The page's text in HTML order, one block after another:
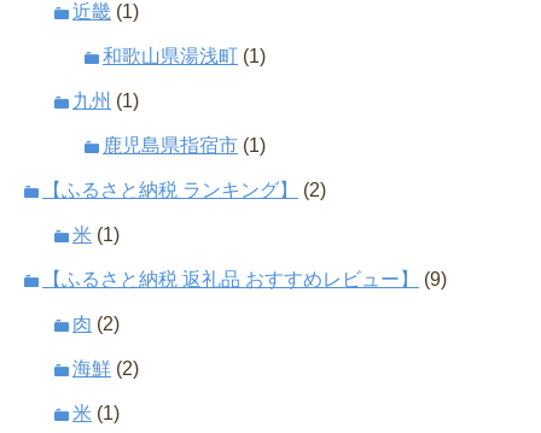
近畿 (1)
和歌山県湯浅町 (1)
九州 (1)
鹿児島県指宿市 (1)
【ふるさと納税 ランキング】 (2)
米 (1)
【ふるさと納税 返礼品 おすすめレビュー】 (9)
肉 (2)
海鮮 (2)
米 (1)